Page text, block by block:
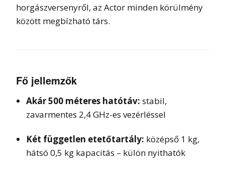
horgászversenyről, az Actor minden körülmény
között megbízható társ.
Fő jellemzők
Akár 500 méteres hatótáv: stabil,
zavarmentes 2,4 GHz-es vezérléssel
Két független etetőtartály: középső 1 kg,
hátsó 0,5 kg kapacitás – külön nyithatók